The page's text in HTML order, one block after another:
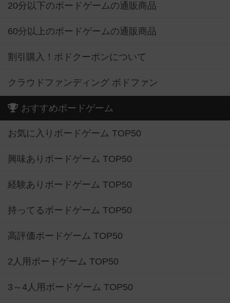
20分以下のボードゲームの通販商品
60分以上のボードゲームの通販商品
割引購入！ボドクーポンについて
クラウドファンディング ボドファン
おすすめボードゲーム
お気に入りボードゲーム TOP50
興味ありボードゲーム TOP50
経験ありボードゲーム TOP50
持ってるボードゲーム TOP50
高評価ボードゲーム TOP50
2人用ボードゲーム TOP50
3～4人用ボードゲーム TOP50